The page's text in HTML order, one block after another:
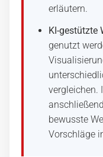
erläutern.
KI-gestützte
genutzt
vergleichen.
bewusste
Vorschläge